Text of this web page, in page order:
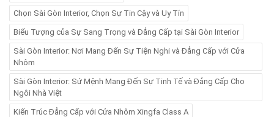
Chọn Sài Gòn Interior, Chọn Sự Tin Cậy và Uy Tín
Biểu Tượng của Sự Sang Trọng và Đẳng Cấp tại Sài Gòn Interior
Sài Gòn Interior: Nơi Mang Đến Sự Tiện Nghi và Đẳng Cấp với Cửa
Nhôm
Sài Gòn Interior: Sứ Mệnh Mang Đến Sự Tinh Tế và Đẳng Cấp Cho
Ngôi Nhà Việt
Kiến Trúc Đẳng Cấp với Cửa Nhôm Xingfa Class A